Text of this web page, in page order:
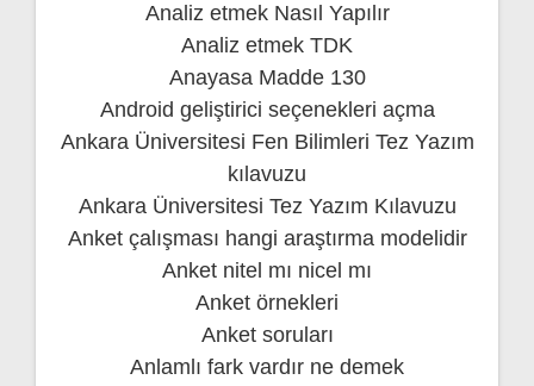
Analiz etmek Nasıl Yapılır
Analiz etmek TDK
Anayasa Madde 130
Android geliştirici seçenekleri açma
Ankara Üniversitesi Fen Bilimleri Tez Yazım
kılavuzu
Ankara Üniversitesi Tez Yazım Kılavuzu
Anket çalışması hangi araştırma modelidir
Anket nitel mı nicel mı
Anket örnekleri
Anket soruları
Anlamlı fark vardır ne demek